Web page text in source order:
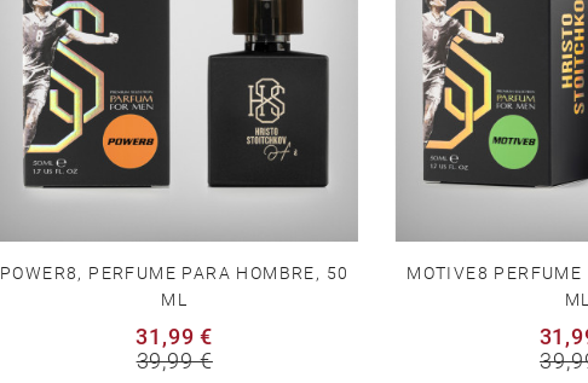
POWER8, PERFUME PARA HOMBRE, 50
ML
31,99 €
39,99 €
MOTIVE8
ML